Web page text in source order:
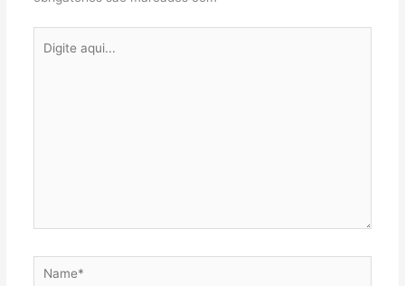
aqui...
Name*